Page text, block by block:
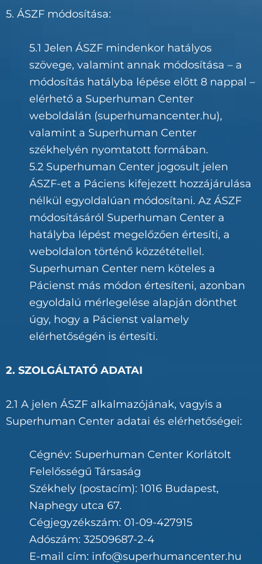
5. ÁSZF módosítása:
5.1 Jelen ÁSZF mindenkor hatályos
szövege, valamint annak módosítása – a
módosítás hatályba lépése előtt 8 nappal –
elérhető a Superhuman Center
weboldalán (superhumancenter.hu),
valamint a Superhuman Center
székhelyén nyomtatott formában.
5.2 Superhuman Center jogosult jelen
ÁSZF-et a Páciens kifejezett hozzájárulása
nélkül egyoldalúan módosítani. Az ÁSZF
módosításáról Superhuman Center a
hatályba lépést megelőzően értesíti, a
weboldalon történő közzététellel.
Superhuman Center nem köteles a
Pácienst más módon értesíteni, azonban
egyoldalú mérlegelése alapján dönthet
úgy, hogy a Pácienst valamely
elérhetőségén is értesíti.
2. SZOLGÁLTATÓ ADATAI
2.1 A jelen ÁSZF alkalmazójának, vagyis a
Superhuman Center adatai és elérhetőségei:
Cégnév: Superhuman Center Korlátolt
Felelősségű Társaság
Székhely (postacím): 1016 Budapest,
Naphegy utca 67.
Cégjegyzékszám: 01-09-427915
Adószám: 32509687-2-4
E-mail cím: info@superhumancenter.hu